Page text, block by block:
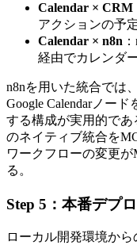
Calendar × CRM
アクションの予
Calendar × n8n
経由でカレンダ
n8nを用いた統合では
Google Calendarノー
する構成が実用的であ
のネイティブ統合を
ワークフローの変更
る。
Step 5：本番デプ
ローカル開発環境か